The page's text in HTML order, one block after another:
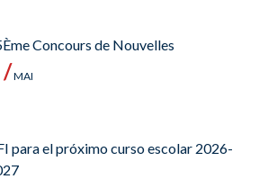
Concours de Nouvelles
/MAI
para el próximo curso escolar 2026-